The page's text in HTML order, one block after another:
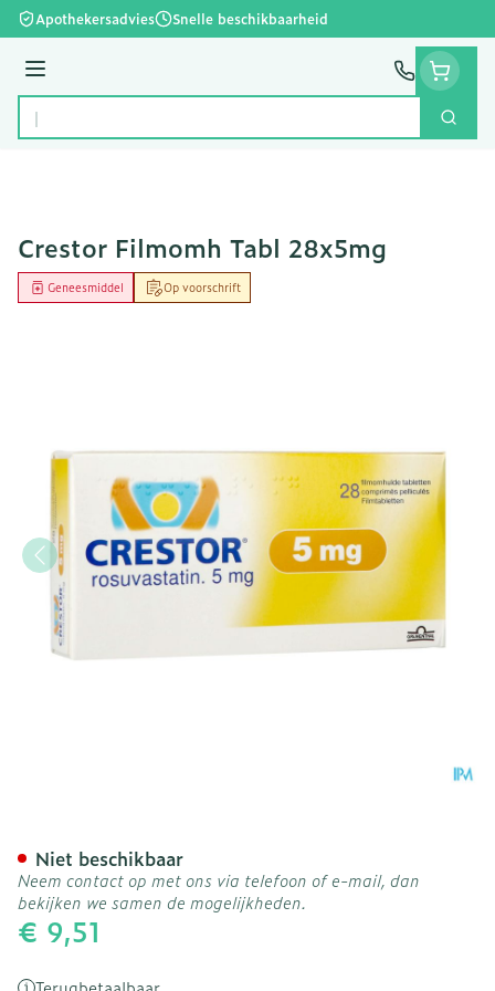
Ga naar de inhoud
Apothekersadvies Snelle beschikbaarheid
Menu
Product, merk, categorie...
Zoek
Crestor Filmomh Tabl 28x5mg
Op voorschrift
Geneesmiddel
€ 9,51
Niet beschikbaar
Neem contact op met ons via telefoon of e-mail, dan
bekijken we samen de mogelijkheden.